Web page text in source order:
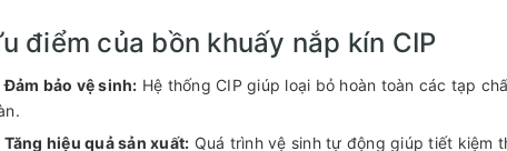
điểm của bồn khuấy nắp kín CIP
Đảm bảo vệ sinh: Hệ thống CIP giúp loại bỏ hoàn toàn các tạp
Tăng hiệu quả sản xuất: Quá trình vệ sinh tự động giúp tiết kiệm